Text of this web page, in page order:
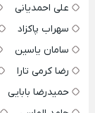
علی احمدیانی
سهراب پاکزاد
سامان یاسین
رضا کرمی تارا
حمیدرضا بابایی